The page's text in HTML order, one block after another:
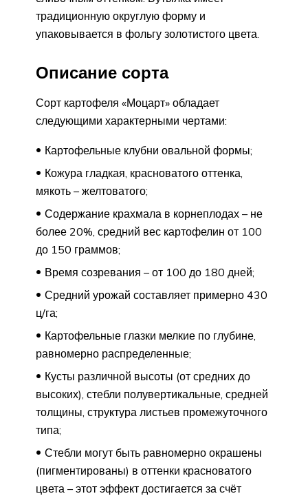
традиционную округлую форму и
упаковывается в фольгу золотистого цвета.
Описание сорта
Сорт картофеля «Моцарт» обладает
следующими характерными чертами:
Картофельные клубни овальной формы;
Кожура гладкая, красноватого оттенка,
мякоть – желтоватого;
Содержание крахмала в корнеплодах – не
более 20%, средний вес картофелин от 100
до 150 граммов;
Время созревания – от 100 до 180 дней;
Средний урожай составляет примерно 430
ц/га;
Картофельные глазки мелкие по глубине,
равномерно распределенные;
Кусты различной высоты (от средних до
высоких), стебли полувертикальные, средней
толщины, структура листьев промежуточного
типа;
Стебли могут быть равномерно окрашены
(пигментированы) в оттенки красноватого
цвета – этот эффект достигается за счёт